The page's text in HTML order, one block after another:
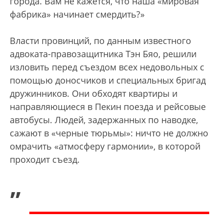
фабрика» начинает смердить?»
Власти провинций, по данным известного
адвоката-правозащитника Тэн Бяо, решили
изловить перед съездом всех недовольных с
помощью доносчиков и специальных бригад
дружинников. Они обходят квартиры и
направляющиеся в Пекин поезда и рейсовые
автобусы. Людей, задержанных по наводке,
сажают в «черные тюрьмы»: ничто не должно
омрачить «атмосферу гармонии», в которой
проходит съезд.
„